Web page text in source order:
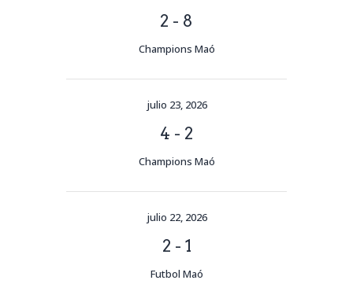
2 - 8
Champions Maó
julio 23, 2026
4 - 2
Champions Maó
julio 22, 2026
2 - 1
Futbol Maó